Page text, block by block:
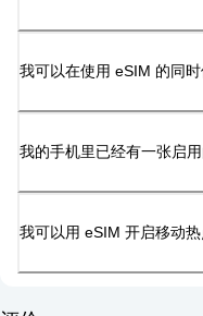
我可以在使用 eSIM 的同
我的手机里已经有一张启
我可以用 eSIM 开启移动